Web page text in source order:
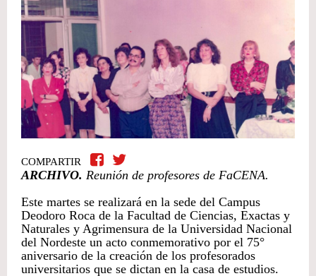
COMPARTIR
ARCHIVO. Reunión de profesores de FaCENA.
Este martes se realizará en la sede del Campus
Deodoro Roca de la Facultad de Ciencias, Exactas y
Naturales y Agrimensura de la Universidad Nacional
del Nordeste un acto conmemorativo por el 75°
aniversario de la creación de los profesorados
universitarios que se dictan en la casa de estudios.